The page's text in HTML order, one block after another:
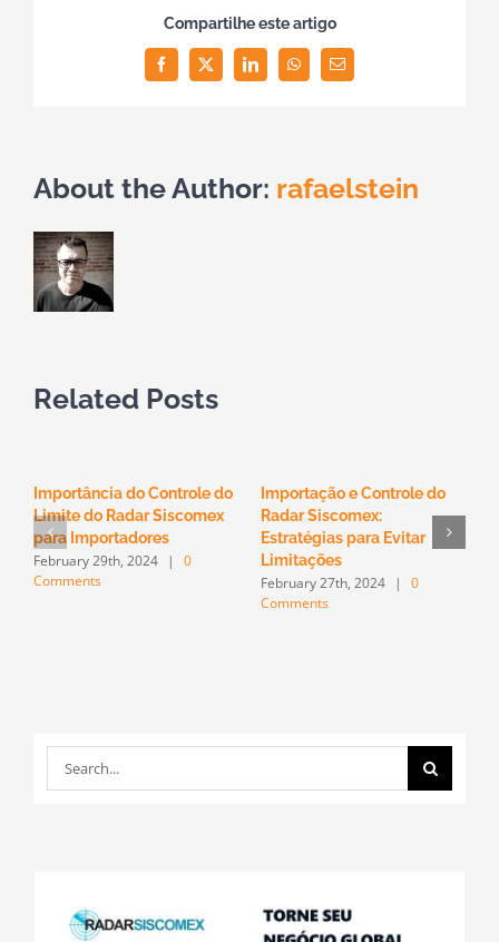
Compartilhe este artigo
FacebookTwitterLinkedInWhatsAppEmail
About the Author: rafaelstein
Related Posts
Importância do Controle do
Limite do Radar Siscomex
para Importadores
February 29th, 2024 |
0
Comments
Importação e Controle do
Radar Siscomex:
Estratégias para Evitar
Limitações
February 27th, 2024 |
0
Comments
Search
for: